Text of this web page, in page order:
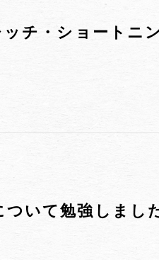
チ・ショートニ
ついて勉強しまし